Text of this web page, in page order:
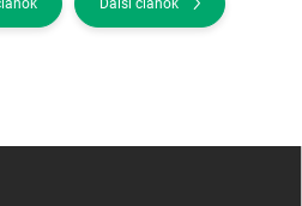
Ďalší článok